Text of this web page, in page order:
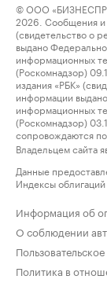
© ООО
2026. Сообщения и
(свидетельство о
выдано
информационных
(Роскомнадзор)
издания «РБК»
информации
информационных
(Роскомнадзор)
сопровождаются
Владельцем сайта
Данные
Индексы
Информация об
О соблюдении
Политика в